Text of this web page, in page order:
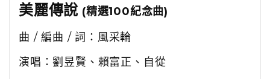
美麗傳說 (精選100紀念曲)
曲 / 編曲 / 詞：風采輪
演唱：劉昱賢、賴富正、自從